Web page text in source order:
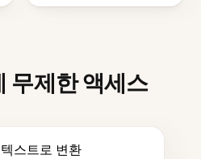
무제한 액세스
스트로 변환